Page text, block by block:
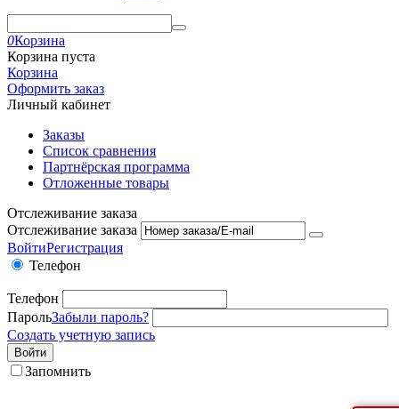
0Корзина
Корзина пуста
Корзина
Оформить заказ
Личный кабинет
Заказы
Список сравнения
Партнёрская программа
Отложенные товары
Отслеживание заказа
Отслеживание заказа
ВойтиРегистрация
Телефон
Телефон
ПарольЗабыли пароль?
Создать учетную запись
Войти
Запомнить